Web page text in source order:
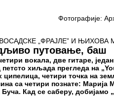
Фотографије:
„ФРАЈЛЕ” И ЊИХОВА
путовање, баш
вокала, две гитаре,
хиљада прегледа на
ципелица, четири точка на
са четири познате:
Кад се саберу, добијамо